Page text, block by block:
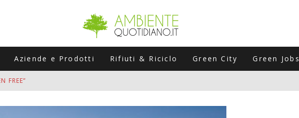
Aziende e Prodotti Rifiuti & Riciclo Green City Green Jobs
FREE”